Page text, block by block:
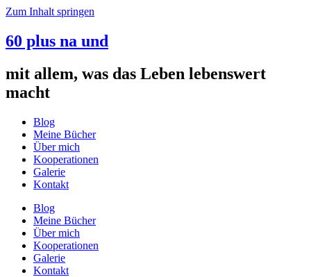
Zum Inhalt springen
60 plus na und
mit allem, was das Leben lebenswert
macht
Blog
Meine Bücher
Über mich
Kooperationen
Galerie
Kontakt
Blog
Meine Bücher
Über mich
Kooperationen
Galerie
Kontakt